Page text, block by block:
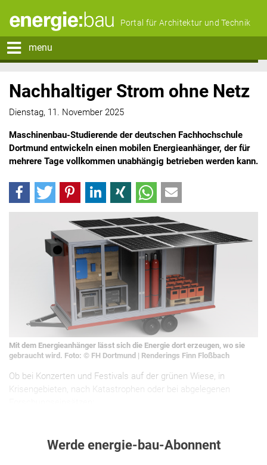
Portal für Architektur und Technik
menu
Nachhaltiger Strom ohne Netz
Dienstag, 11. November 2025
Maschinenbau-Studierende der deutschen Fachhochschule
Dortmund entwickeln einen mobilen Energieanhänger, der für
mehrere Tage vollkommen unabhängig betrieben werden kann.
Mit dem Energieanhänger lässt sich die Energie dort erzeugen, wo sie
gebraucht wird. Foto: © FH Dortmund | Renderings Finn Floßbach
Ob bei Konzerten und Festivals auf der grünen Wiese, in
Krisengebieten, nach Katastrophen oder bei abgelegenen
Werde energie-bau-Abonnent